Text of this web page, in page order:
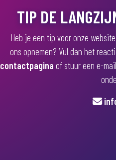
TIP DE
Heb je een tip voor onze
ons opnemen? Vul dan het
contactpagina of stuur een e-